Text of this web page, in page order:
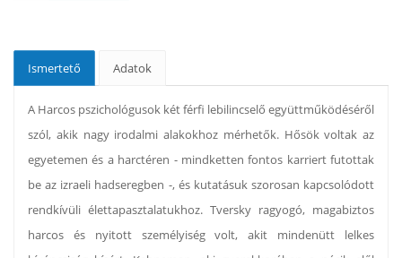
Ismertető Adatok
A Harcos pszichológusok két férfi lebilincselő együttműködéséről
szól, akik nagy irodalmi alakokhoz mérhetők. Hősök voltak az
egyetemen és a harctéren - mindketten fontos karriert futottak
be az izraeli hadseregben -, és kutatásuk szorosan kapcsolódott
rendkívüli élettapasztalatukhoz. Tversky ragyogó, magabiztos
harcos és nyitott személyiség volt, akit mindenütt lelkes